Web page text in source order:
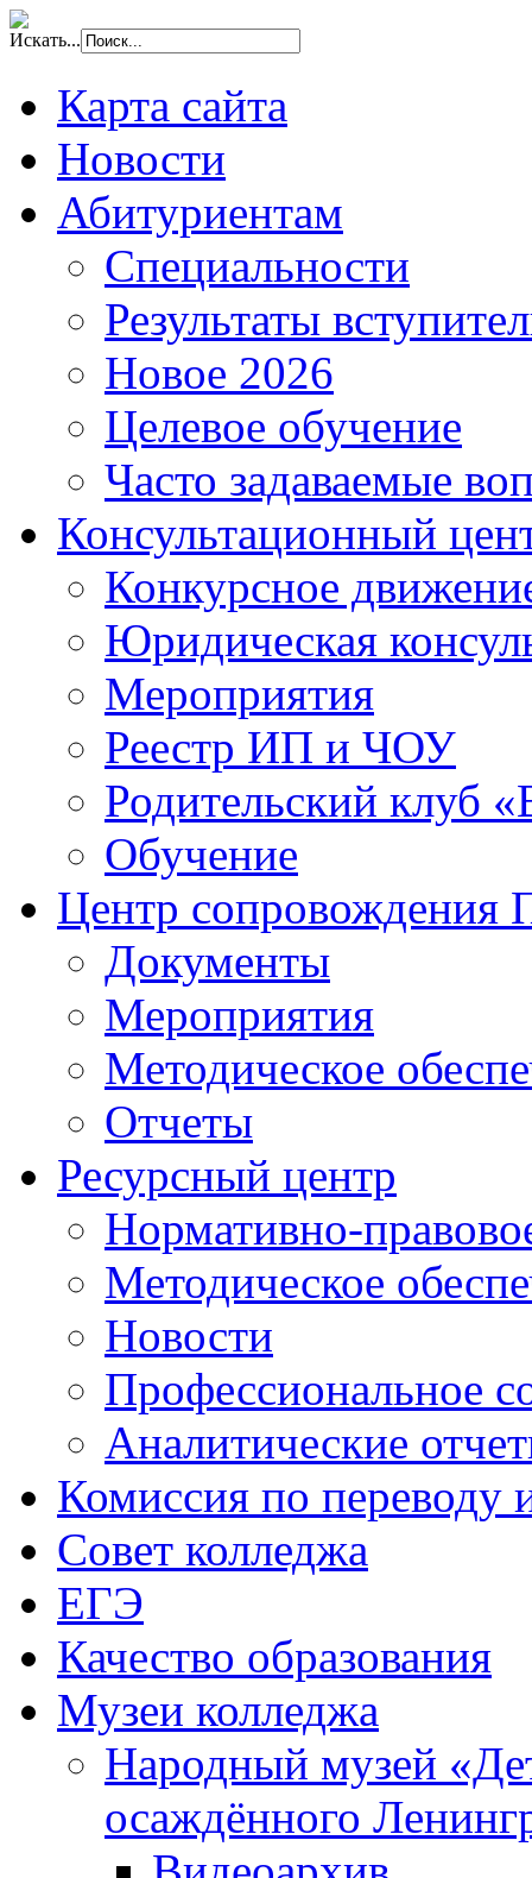
Искать...
Карта сайта
Новости
Абитуриентам
Специальности
Результаты
Новое 2026
Целевое обучение
Часто задаваемые
Консультационный
Конкурсное
Юридическая
Мероприятия
Реестр ИП и ЧОУ
Родительский клуб
Обучение
Центр сопровождения
Документы
Мероприятия
Методическое
Отчеты
Ресурсный центр
Нормативно-
Методическое
Новости
Профессиональное
Аналитические
Комиссия по переводу
Совет колледжа
ЕГЭ
Качество образования
Музеи колледжа
Народный музей
осаждённого